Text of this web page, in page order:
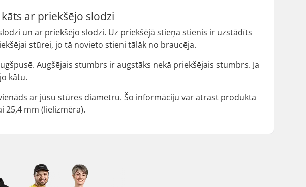
ar priekšējo slodzi
un ar priekšējo slodzi. Uz priekšējā stieņa stienis ir uzstādīts
stūrei, jo tā novieto stieni tālāk no braucēja.
Augšējais stumbrs ir augstāks nekā priekšējais stumbrs. Ja
kātu.
ar jūsu stūres diametru. Šo informāciju var atrast produkta
25,4 mm (lielizmēra).